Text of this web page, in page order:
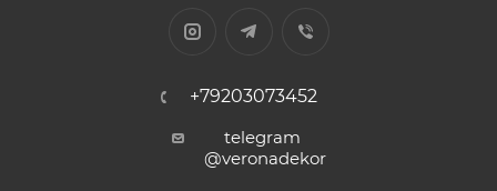
+79203073452
telegram
@veronadekor